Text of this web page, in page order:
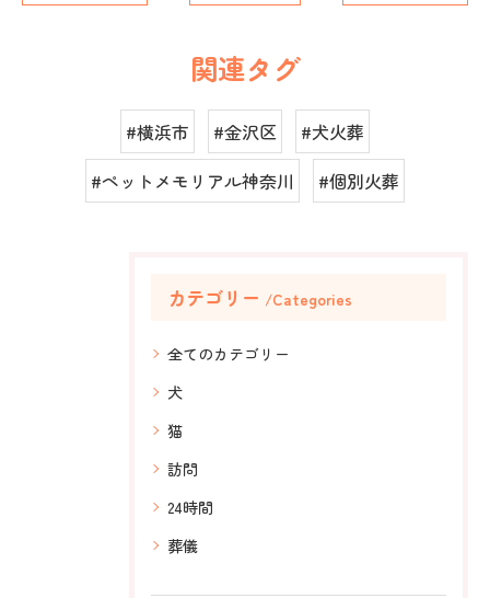
関連タグ
#横浜市 #金沢区
#犬火葬
#ペットメモリアル神奈川
#個別火葬
カテゴリー Categories
全てのカテゴリー
犬
猫
訪問
24時間
葬儀